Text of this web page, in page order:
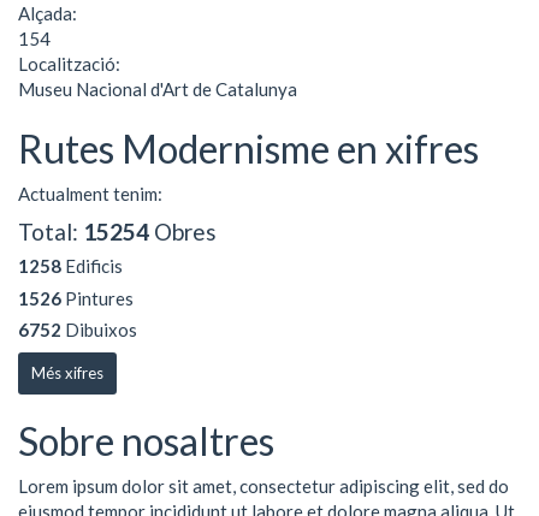
Alçada:
154
Localització:
Museu Nacional d'Art de Catalunya
Rutes Modernisme en xifres
Actualment tenim:
Total: 15254 Obres
1258 Edificis
1526 Pintures
6752 Dibuixos
Més xifres
Sobre nosaltres
Lorem ipsum dolor sit amet, consectetur adipiscing elit, sed do
eiusmod tempor incididunt ut labore et dolore magna aliqua. Ut